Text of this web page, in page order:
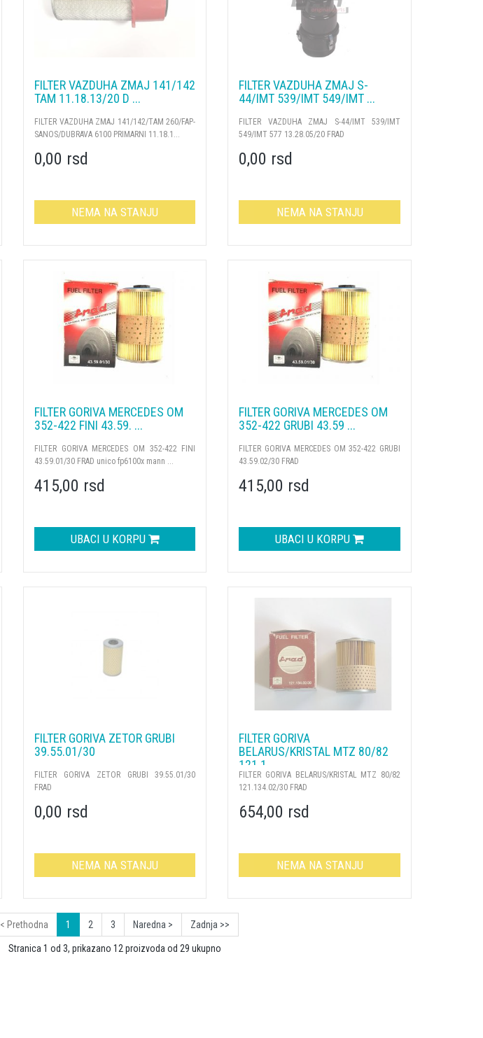
FILTER VAZDUHA ZMAJ 141/142
TAM 11.18.13/20 D ...
FILTER VAZDUHA ZMAJ 141/142/TAM 260/FAP-
SANOS/DUBRAVA 6100 PRIMARNI 11.18.1...
0,00 rsd
NEMA NA STANJU
FILTER VAZDUHA ZMAJ S-
44/IMT 539/IMT 549/IMT ...
FILTER VAZDUHA ZMAJ S-44/IMT 539/IMT
549/IMT 577 13.28.05/20 FRAD
0,00 rsd
NEMA NA STANJU
FILTER GORIVA MERCEDES OM
352-422 FINI 43.59. ...
FILTER GORIVA MERCEDES OM 352-422 FINI
43.59.01/30 FRAD unico fp6100x mann ...
415,00 rsd
UBACI U KORPU
FILTER GORIVA MERCEDES OM
352-422 GRUBI 43.59 ...
FILTER GORIVA MERCEDES OM 352-422 GRUBI
43.59.02/30 FRAD
415,00 rsd
UBACI U KORPU
FILTER GORIVA ZETOR GRUBI
39.55.01/30
FILTER GORIVA ZETOR GRUBI 39.55.01/30
FRAD
0,00 rsd
NEMA NA STANJU
FILTER GORIVA
BELARUS/KRISTAL MTZ 80/82
121.1 ...
FILTER GORIVA BELARUS/KRISTAL MTZ 80/82
121.134.02/30 FRAD
654,00 rsd
NEMA NA STANJU
< Prethodna 1 2 3 Naredna > Zadnja >>
Stranica 1 od 3, prikazano 12 proizvoda od 29 ukupno